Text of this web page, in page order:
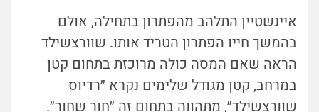
איינשטיין התלהב מהפתרון בתחילה, אולם
בהמשך חייו הפתרון הטריד אותו. שוורצשילד
הראה שאם המסה כולה מרוכזת בתחום קטן
במרחב, קטן מגודל שלימים נקרא ״רדיוס
שוורצשילד״, מתהווה בתחום זה ״חור שחור״.